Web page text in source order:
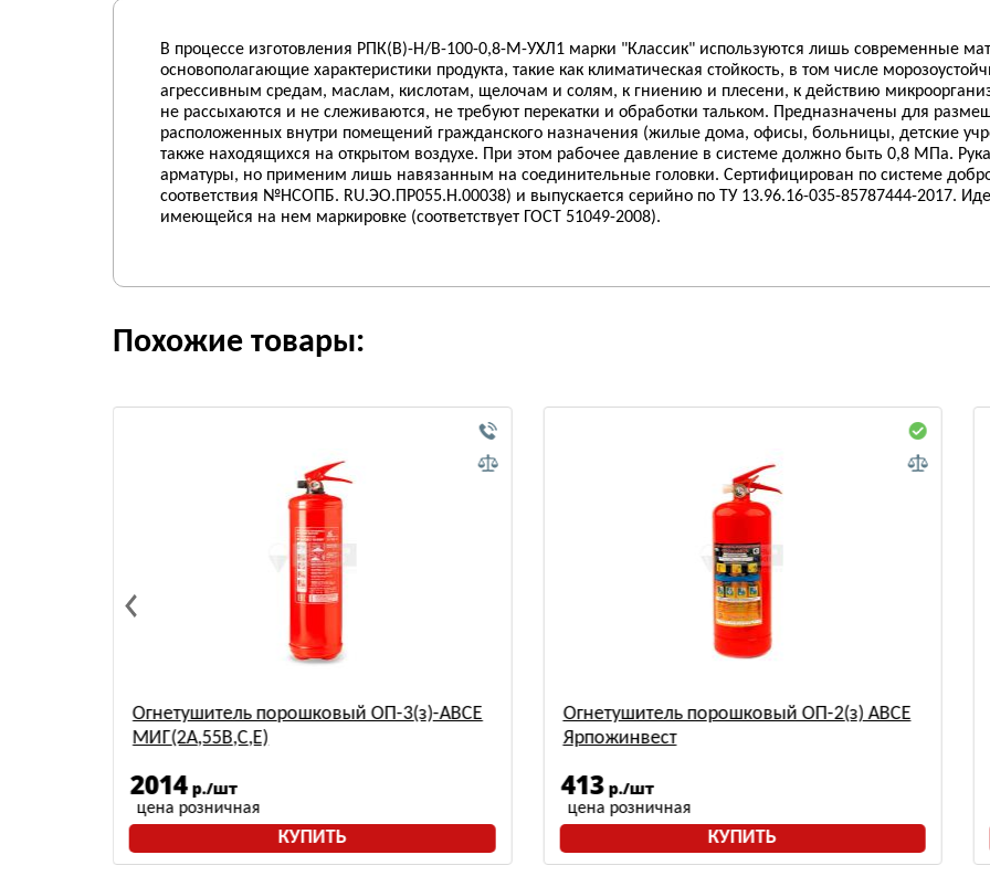
В процессе изготовления РПК(В)-Н/В-100-0,8-М-УХЛ1 марки "Классик" используются лишь современные
основополагающие характеристики продукта, такие как климатическая стойкость, в том числе
агрессивным средам, маслам, кислотам, щелочам и солям, к гниению и плесени, к действию
не рассыхаются и не слеживаются, не требуют перекатки и обработки тальком. Предназначены для
расположенных внутри помещений гражданского назначения (жилые дома, офисы, больницы, детские
также находящихся на открытом воздухе. При этом рабочее давление в системе должно быть 0,8 МПа.
арматуры, но применим лишь навязанным на соединительные головки. Сертифицирован по системе
соответствия №НСОПБ. RU.ЭО.ПР055.Н.00038) и выпускается серийно по ТУ 13.96.16-035-85787444-2017.
имеющейся на нем маркировке (соответствует ГОСТ 51049-2008).
Похожие товары:
Огнетушитель порошковый ОП-3(з)-ABCE
МИГ(2A,55B,С,Е)
2014 р./шт
цена розничная
КУПИТЬ
Огнетушитель порошковый ОП-2(з) АВСЕ
Ярпожинвест
413 р./шт
цена розничная
КУПИТЬ